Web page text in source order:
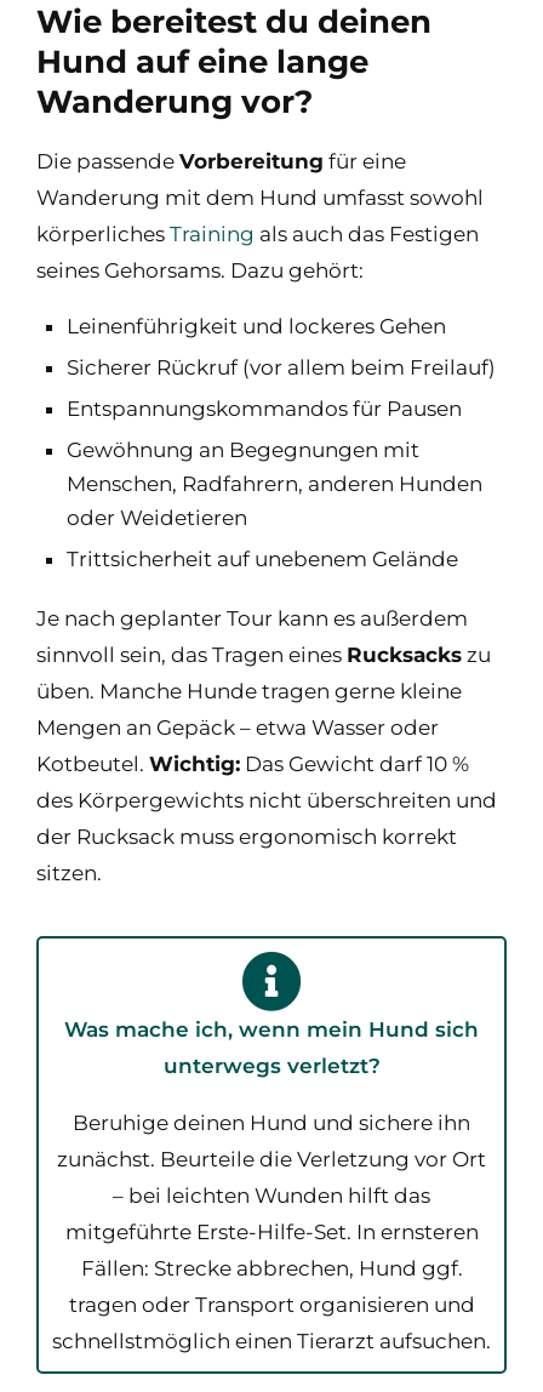
Wie bereitest du deinen
Hund auf eine lange
Wanderung vor?
Die passende Vorbereitung für eine
Wanderung mit dem Hund umfasst sowohl
körperliches Training als auch das Festigen
seines Gehorsams. Dazu gehört:
Leinenführigkeit und lockeres Gehen
Sicherer Rückruf (vor allem beim Freilauf)
Entspannungskommandos für Pausen
Gewöhnung an Begegnungen mit
Menschen, Radfahrern, anderen Hunden
oder Weidetieren
Trittsicherheit auf unebenem Gelände
Je nach geplanter Tour kann es außerdem
sinnvoll sein, das Tragen eines Rucksacks zu
üben. Manche Hunde tragen gerne kleine
Mengen an Gepäck – etwa Wasser oder
Kotbeutel. Wichtig: Das Gewicht darf 10 %
des Körpergewichts nicht überschreiten und
der Rucksack muss ergonomisch korrekt
sitzen.
Was mache ich, wenn mein Hund sich
unterwegs verletzt?
Beruhige deinen Hund und sichere ihn
zunächst. Beurteile die Verletzung vor Ort
– bei leichten Wunden hilft das
mitgeführte Erste-Hilfe-Set. In ernsteren
Fällen: Strecke abbrechen, Hund ggf.
tragen oder Transport organisieren und
schnellstmöglich einen Tierarzt aufsuchen.